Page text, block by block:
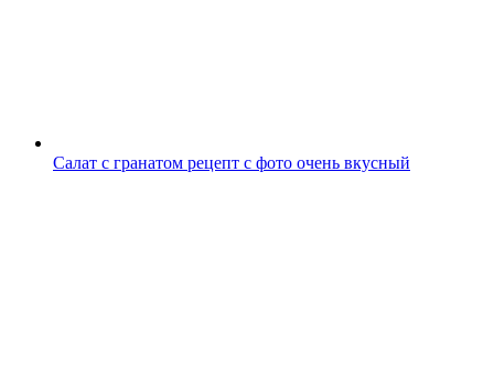
Салат с гранатом рецепт с фото очень вкусный